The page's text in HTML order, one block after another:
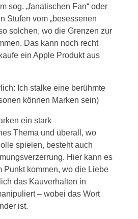
sog. „fanatischen Fan“ oder
Stufen vom „besessenen
solchen, wo die Grenzen zur
Das kann noch recht
ein Apple Produkt aus
Ich stalke eine berühmte
können Marken sein)
ein stark
Thema und überall, wo
spielen, besteht auch
Hier kann es
Punkt kommen, wo die Liebe
das Kauverhalten in
– wobei das Wort
ist.